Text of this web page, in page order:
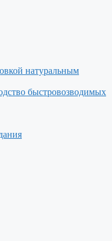
натуральным
быстровозводимых